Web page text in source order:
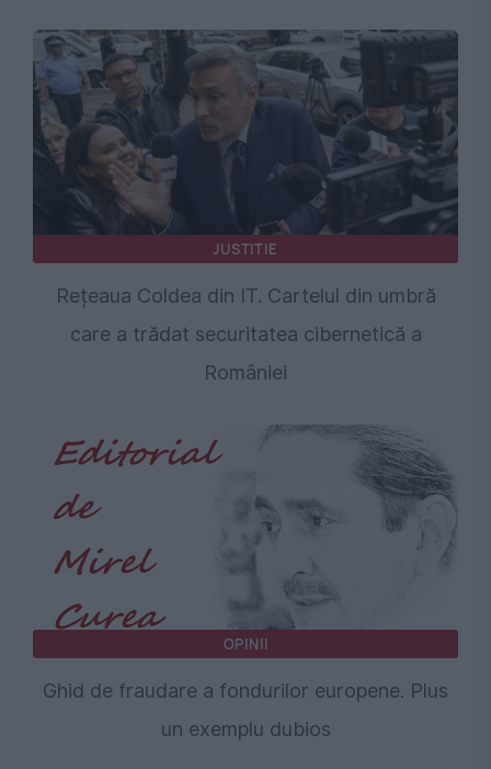
JUSTITIE
Rețeaua Coldea din IT. Cartelul din umbră
care a trădat securitatea cibernetică a
României
OPINII
Ghid de fraudare a fondurilor europene. Plus
un exemplu dubios